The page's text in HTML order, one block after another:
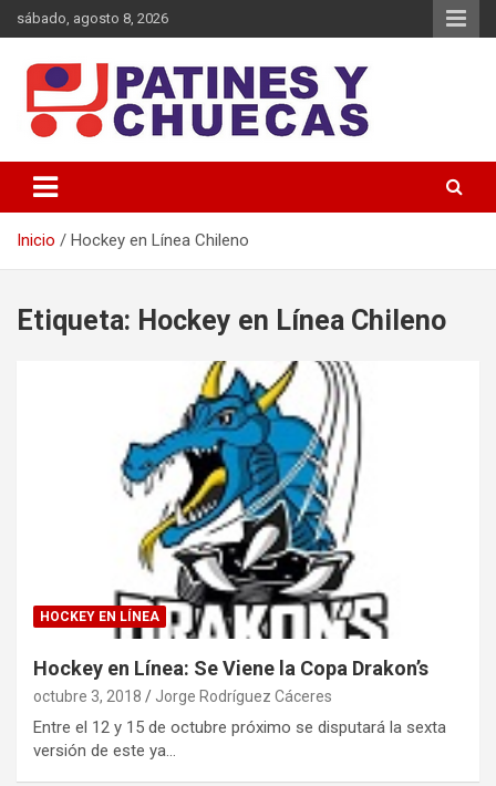
Saltar
al
sábado, agosto 8, 2026
Patines y Chuecas
Inicio Hockey en Línea Chileno
Etiqueta: Hockey en Línea Chileno
HOCKEY EN LÍNEA
Hockey en Línea: Se Viene la Copa Drakon’s
octubre 3, 2018 Jorge Rodríguez Cáceres
Entre el 12 y 15 de octubre próximo se disputará la sexta
versión de este ya…